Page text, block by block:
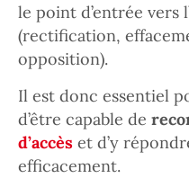
le point d’entrée vers
(rectification,
opposition).
Il est donc essentiel
d’être capable de
d’accès et d’y
efficacement.